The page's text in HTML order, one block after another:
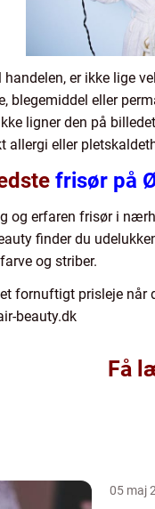
handelen, er ikke lige
blegemiddel eller
ligner den på
allergi eller
frisør på
og erfaren frisør i
finder du
og striber.
fornuftigt prisleje
beauty.dk
Få
05 maj